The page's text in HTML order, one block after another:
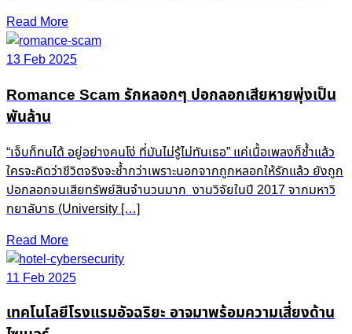
Read More
13 Feb 2025
Romance Scam รักหลอกๆ ปอกลอกเสียหายพุ่งเป็น
พันล้าน
“เจ็บก็ทนได้ อยู่อย่างคนโง่ ที่มันไม่รู้ไม่ทันเธอ” แค่เนื้อเพลงก็ช้ำแล้ว
ใครจะคิดว่าชีวิตจริงจะช้ำกว่าเพราะนอกจากถูกหลอกให้รักแล้ว ยังถูก
ปอกลอกจนเสียทรัพย์สินจำนวนมาก งานวิจัยในปี 2017 จากมหาวิ
ทยาลับาธ (University […]
Read More
11 Feb 2025
เทคโนโลยีโรงแรมอัจฉริยะ อาจมาพร้อมความเสี่ยงด้าน